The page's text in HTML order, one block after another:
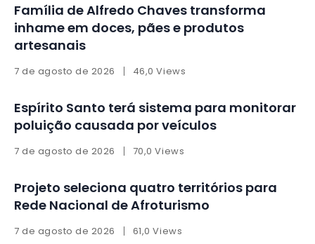
Família de Alfredo Chaves transforma
inhame em doces, pães e produtos
artesanais
7 de agosto de 2026 46,0 Views
Espírito Santo terá sistema para monitorar
poluição causada por veículos
7 de agosto de 2026 70,0 Views
Projeto seleciona quatro territórios para
Rede Nacional de Afroturismo
7 de agosto de 2026 61,0 Views